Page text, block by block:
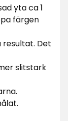
yta ca 1
färgen
resultat. Det
slitstark